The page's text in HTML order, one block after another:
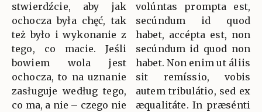
stwierdźcie, aby jak
ochocza była chęć, tak
też było i wykonanie z
tego, co macie. Jeśli
bowiem wola jest
ochocza, to na uznanie
zasługuje według tego,
co ma, a nie – czego nie
volúntas prompta est,
secúndum id quod
habet, accépta est, non
secúndum id quod non
habet. Non enim ut áliis
sit remíssio, vobis
autem tribulátio, sed ex
æqualitáte. In præsénti